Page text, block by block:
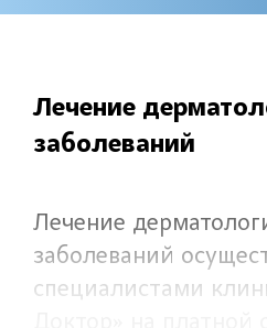
Лечение
заболеваний
Лечение
заболеваний
специалистами